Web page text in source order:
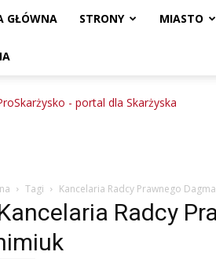
GŁÓWNA STRONY MIASTO
Tagi Kancelaria Radcy Prawnego
Radcy